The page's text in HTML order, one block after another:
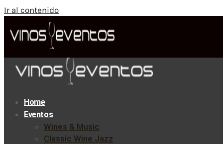
Ir al contenido
Home
Eventos
Wines & Music
Classic Wine Jazz